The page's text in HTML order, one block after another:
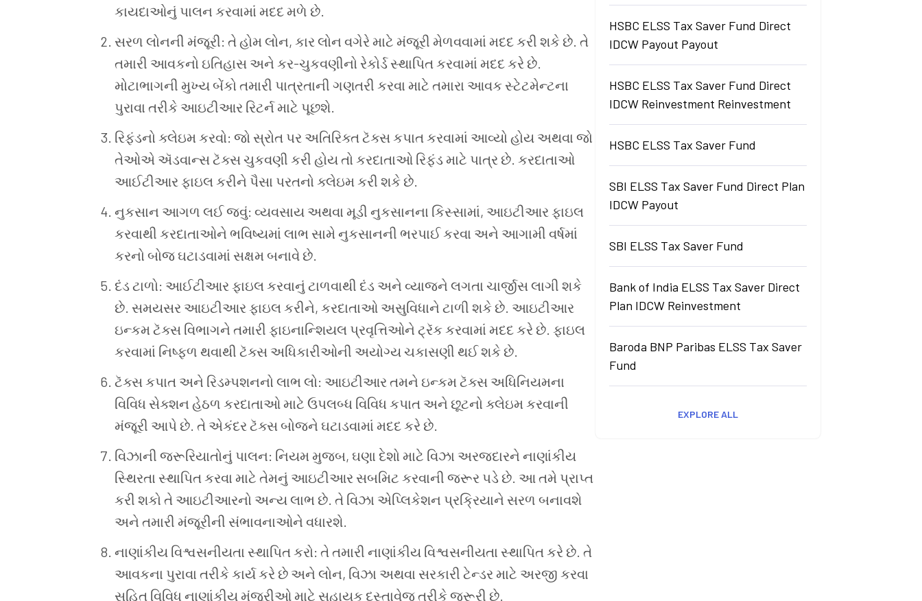
કાયદાઓનું પાલન કરવામાં મદદમળે છે.
સરળ લોનની મંજૂરી: તેહોમલોન, કારલોન વગેરેમાટે મંજૂરી મેળવવામાં મદદકરી શકે છે. તે
તમારી આવકનો ઇતિહાસ અને કર-ચુકવણીનો રેકોર્ડ સ્થાપિતકરવામાં મદદકરે છે.
મોટાભાગની મુખ્યબેંકો તમારી પાત્રતાની ગણતરી કરવા માટે તમારા આવક સ્ટેટમેન્ટના
પુરાવા તરીકે આઇટીઆર રિટર્નમાટે પૂછશે.
રિફંડનો ક્લેઇમકરવો: જો સ્રોત પર અતિરિક્તટૅક્સકપાતકરવામાં આવ્યો હોય અથવા જો
તેઓએ ઍડવાન્સટૅક્સચુકવણી કરી હોયતો કરદાતાઓ રિફંડમાટે પાત્ર છે. કરદાતાઓ
આઈટીઆરફાઇલકરીને પૈસા પરતનો ક્લેઇમકરી શકે છે.
નુકસાન આગળ લઈજવું: વ્યવસાય અથવા મૂડી નુકસાનના કિસ્સામાં, આઇટીઆરફાઇલ
કરવાથી કરદાતાઓને ભવિષ્યમાં લાભ સામેનુકસાનની ભરપાઈકરવા અને આગામી વર્ષમાં
કરનો બોજઘટાડવામાં સક્ષમબનાવે છે.
દંડટાળો: આઈટીઆરફાઇલકરવાનું ટાળવાથી દંડ અને વ્યાજને લગતા ચાર્જીસલાગી શકે
છે. સમયસર આઇટીઆરફાઇલકરીને, કરદાતાઓ અસુવિધાને ટાળી શકે છે. આઇટીઆર
ઇન્કમટૅક્સ વિભાગને તમારી ફાઇનાન્શિયલ પ્રવૃત્તિઓને ટ્રૅકકરવામાં મદદકરે છે. ફાઇલ
કરવામાં નિષ્ફળ થવાથી ટૅક્સ અધિકારીઓની અયોગ્યચકાસણી થઈશકે છે.
ટૅક્સકપાત અને રિડમ્પશનનો લાભ લો: આઇટીઆરતમને ઇન્કમટૅક્સ અધિનિયમના
વિવિધ સેક્શન હેઠળ કરદાતાઓમાટે ઉપલબ્ધ વિવિધ કપાત અને છૂટનો ક્લેઇમકરવાની
મંજૂરી આપે છે. તે એકંદરટૅક્સબોજને ઘટાડવામાં મદદકરે છે.
વિઝાની જરૂરિયાતોનું પાલન: નિયમમુજબ, ઘણા દેશો માટે વિઝા અરજદારને નાણાંકીય
સ્થિરતા સ્થાપિતકરવા માટે તેમનું આઇટીઆર સબમિટ કરવાની જરૂર પડે છે. આતમે પ્રાપ્ત
કરી શકો તે આઇટીઆરનો અન્યલાભ છે. તે વિઝા એપ્લિકેશન પ્રક્રિયાને સરળ બનાવશે
અને તમારી મંજૂરીની સંભાવનાઓને વધારશે.
નાણાંકીય વિશ્વસનીયતા સ્થાપિતકરો: તેતમારી નાણાંકીય વિશ્વસનીયતા સ્થાપિતકરે છે. તે
આવકના પુરાવા તરીકેકાર્યકરે છે અને લોન, વિઝા અથવા સરકારી ટેન્ડરમાટે અરજી કરવા
સહિત વિવિધ નાણાંકીયમંજૂરીઓમાટે સહાયકદસ્તાવેજતરીકેજરૂરી છે.
HSBC ELSS Tax Saver Fund Direct
IDCW Payout Payout
HSBC ELSS Tax Saver Fund Direct
IDCW Reinvestment Reinvestment
HSBC ELSS Tax Saver Fund
SBI ELSS Tax Saver Fund Direct Plan
IDCW Payout
SBI ELSS Tax Saver Fund
Bank of India ELSS Tax Saver Direct
Plan IDCW Reinvestment
Baroda BNP Paribas ELSS Tax Saver
Fund
EXPLORE ALL